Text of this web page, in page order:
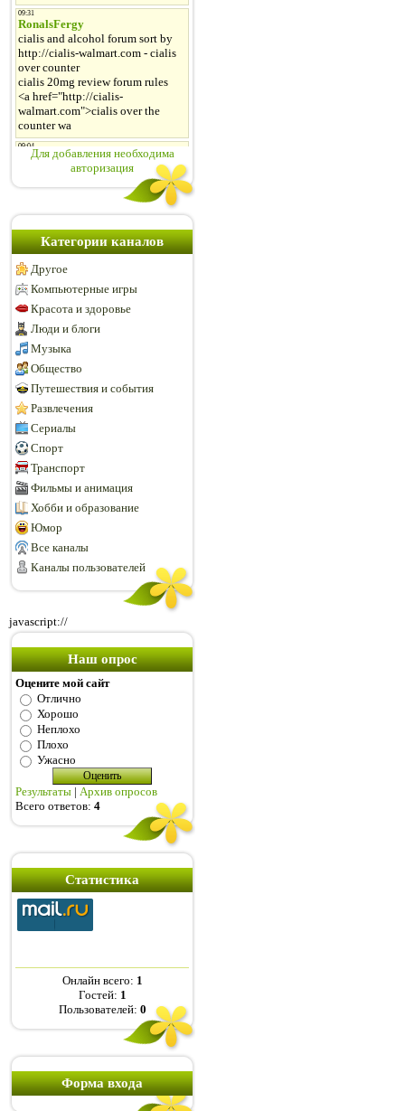
Для добавления необходима
авторизация
Категории каналов
Другое
Компьютерные игры
Красота и здоровье
Люди и блоги
Музыка
Общество
Путешествия и события
Развлечения
Сериалы
Спорт
Транспорт
Фильмы и анимация
Хобби и образование
Юмор
Все каналы
Каналы пользователей
javascript://
Наш опрос
Оцените мой сайт
Отлично
Хорошо
Неплохо
Плохо
Ужасно
Результаты | Архив опросов
Всего ответов: 4
Статистика
Онлайн всего: 1
Гостей: 1
Пользователей: 0
Форма входа